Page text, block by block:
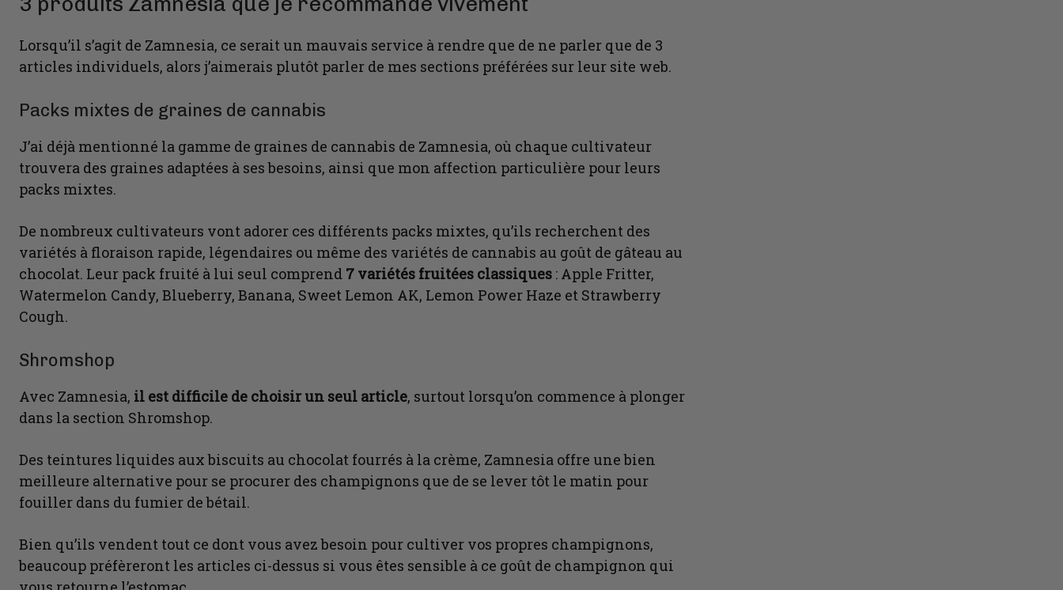
Lorsqu’il s’agit de Zamnesia, ce serait un mauvais service à rendre que de ne parler que de 3
articles individuels, alors j’aimerais plutôt parler de mes sections préférées sur leur site web.
Packs mixtes de graines de cannabis
J’ai déjà mentionné la gamme de graines de cannabis de Zamnesia, où chaque cultivateur
trouvera des graines adaptées à ses besoins, ainsi que mon affection particulière pour leurs
packs mixtes.
De nombreux cultivateurs vont adorer ces différents packs mixtes, qu’ils recherchent des
variétés à floraison rapide, légendaires ou même des variétés de cannabis au goût de gâteau au
chocolat. Leur pack fruité à lui seul comprend 7 variétés fruitées classiques : Apple Fritter,
Watermelon Candy, Blueberry, Banana, Sweet Lemon AK, Lemon Power Haze et Strawberry
Cough.
Shromshop
Avec Zamnesia, il est difficile de choisir un seul article, surtout lorsqu’on commence à plonger
dans la section Shromshop.
Des teintures liquides aux biscuits au chocolat fourrés à la crème, Zamnesia offre une bien
meilleure alternative pour se procurer des champignons que de se lever tôt le matin pour
fouiller dans du fumier de bétail.
Bien qu’ils vendent tout ce dont vous avez besoin pour cultiver vos propres champignons,
beaucoup préfèreront les articles ci-dessus si vous êtes sensible à ce goût de champignon qui